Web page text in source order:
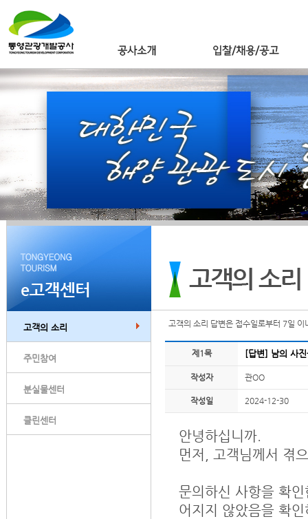
고객의 소리
주민참여
분실물센터
클린센터
고객의 소리 답변은 접수일로부터 7일
제1목 [답변] 남의 사
작성자 관OO
작성일 2024-12-30
안녕하십니까.
먼저, 고객님께서 겪
문의하신 사항을 확
어지지 않았음을 확